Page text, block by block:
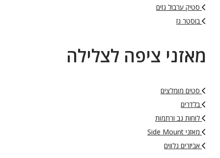
סטיק ערבול גזים
בוסטר גז
מאזני ציפה לצלילה
סטים מומלצים
בלדרים
לוחות גב ורתמות
מאזני Side Mount
אביזרים נלווים